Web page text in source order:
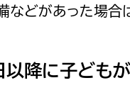
どがあった場合
降に子どもが